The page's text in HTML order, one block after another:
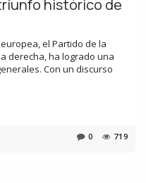
histórico de
el Partido de la
derecha, ha logrado una
Con un discurso
0 719